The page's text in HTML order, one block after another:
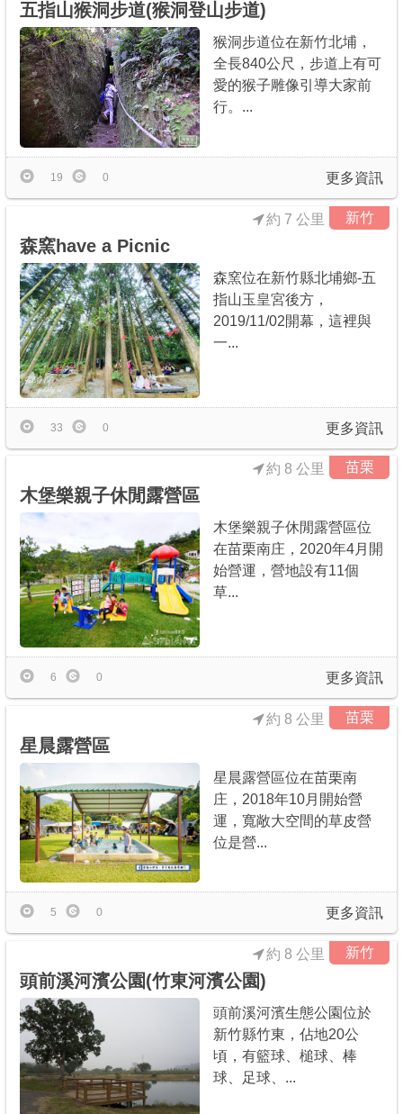
五指山猴洞步道(猴洞登山步道)
猴洞步道位在新竹北埔，
全長840公尺，步道上有可
愛的猴子雕像引導大家前
行。...
更多資訊
19 0
新竹
森窯have a Picnic
約 7 公里
森窯位在新竹縣北埔鄉-五
指山玉皇宮後方，
2019/11/02開幕，這裡與
一...
更多資訊
33 0
苗栗
木堡樂親子休閒露營區
約 8 公里
木堡樂親子休閒露營區位
在苗栗南庄，2020年4月開
始營運，營地設有11個
草...
更多資訊
6 0
苗栗
星晨露營區
約 8 公里
星晨露營區位在苗栗南
庄，2018年10月開始營
運，寬敞大空間的草皮營
位是營...
更多資訊
5 0
新竹
頭前溪河濱公園(竹東河濱公園)
約 8 公里
頭前溪河濱生態公園位於
新竹縣竹東，佔地20公
頃，有籃球、槌球、棒
球、足球、...